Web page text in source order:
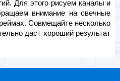
Для этого рисуем каналы и
внимание на свечные
Совмещайте несколько
даст хороший результат